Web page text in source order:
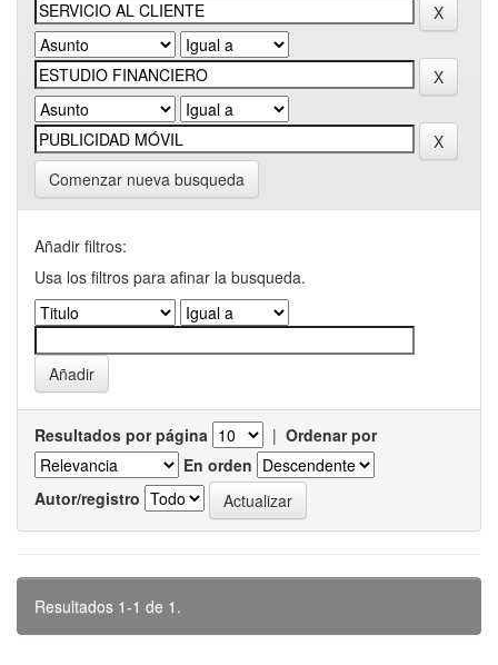
Comenzar nueva busqueda
Añadir filtros:
Usa los filtros para afinar la busqueda.
Resultados por página | Ordenar por
En orden
Autor/registro
Resultados 1-1 de 1.